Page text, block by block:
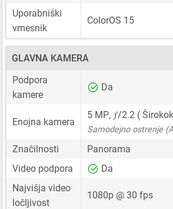
Uporabniški
vmesnik
ColorOS 15
GLAVNA KAMERA
Podpora
kamere
Da
Enojna kamera
5 MP, ƒ/2.2 (
Samodejno ostrenje
Značilnosti
Panorama
Video podpora
Da
Najvišja video
ločljivost
1080p @ 30 fps